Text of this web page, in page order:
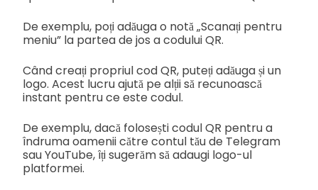
De exemplu, poți adăuga o notă „Scanați pentru
meniu” la partea de jos a codului QR.
Când creați propriul cod QR, puteți adăuga și un
logo. Acest lucru ajută pe alții să recunoască
instant pentru ce este codul.
De exemplu, dacă folosești codul QR pentru a
îndruma oamenii către contul tău de Telegram
sau YouTube, îți sugerăm să adaugi logo-ul
platformei.